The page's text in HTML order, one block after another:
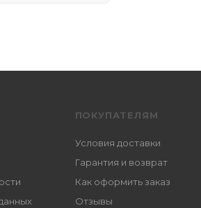
ПОКУПАТЕЛЯМ
Условия доставки
Гарантия и возврат
Как оформить заказ
Отзывы